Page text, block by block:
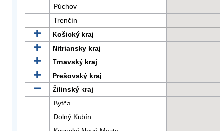
Púchov
Trenčín
Košický kraj
Nitriansky kraj
Trnavský kraj
Prešovský kraj
Žilinský kraj
Bytča
Dolný Kubín